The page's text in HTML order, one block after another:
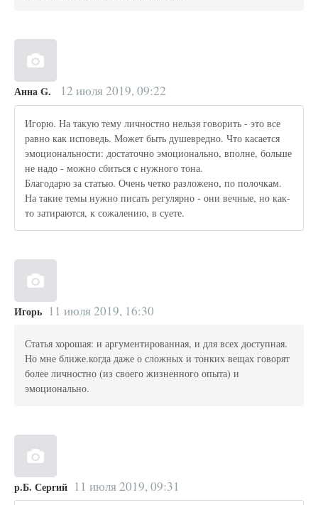
Анна G. 12 июля 2019, 09:22
Игорю. На такую тему личностно нельзя говорить - это все
равно как исповедь. Может быть душевредно. Что касается
эмоциональности: достаточно эмоционально, вполне, больше
не надо - можно сбиться с нужного тона.
Благодарю за статью. Очень четко разложено, по полочкам.
На такие темы нужно писать регулярно - они вечные, но как-
то затираются, к сожалению, в суете.
Игорь 11 июля 2019, 16:30
Статья хорошая: и аргументированная, и для всех доступная.
Но мне ближе.когда даже о сложных и тонких вещах говорят
более личностно (из своего жизненного опыта) и
эмоционально.
р.Б. Сергий 11 июля 2019, 09:31